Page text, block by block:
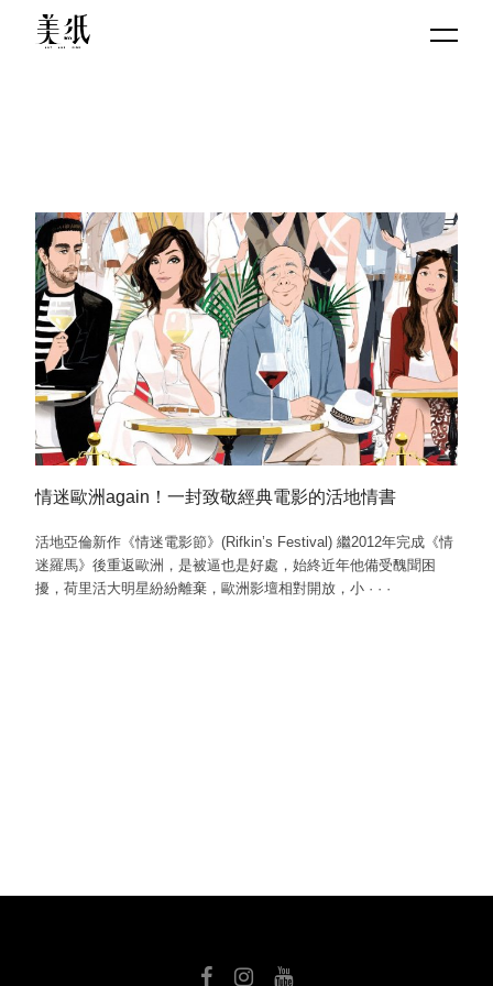
情迷歐洲again！一封致敬經典電影的活地情書
活地亞倫新作《情迷電影節》(Rifkin’s Festival) 繼2012年完成《情
迷羅馬》後重返歐洲，是被逼也是好處，始終近年他備受醜聞困
擾，荷里活大明星紛紛離棄，歐洲影壇相對開放，小 · · ·